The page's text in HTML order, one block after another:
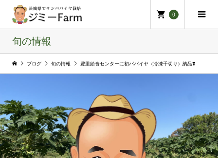
0
旬の情報
ブログ 旬の情報 豊里給食センターに初パパイヤ（冷凍千切り）納品❣️